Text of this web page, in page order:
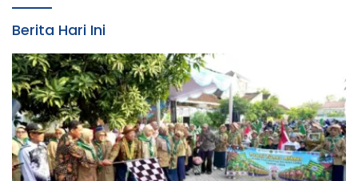
Berita Hari Ini